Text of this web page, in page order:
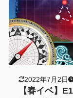
2022年7月2日
【春イベ】